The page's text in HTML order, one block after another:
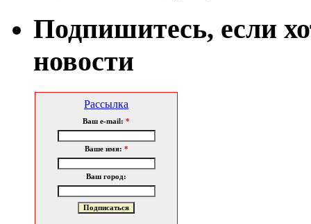
Подпишитесь, если
новости
Рассылка
Ваш e-mail: *
Ваше имя: *
Ваш город: